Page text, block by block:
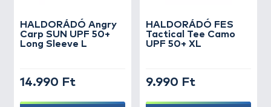
HALDORÁDÓ Angry
Carp SUN UPF 50+
Long Sleeve L
14.990 Ft
HALDORÁDÓ FES
Tactical Tee Camo
UPF 50+ XL
9.990 Ft